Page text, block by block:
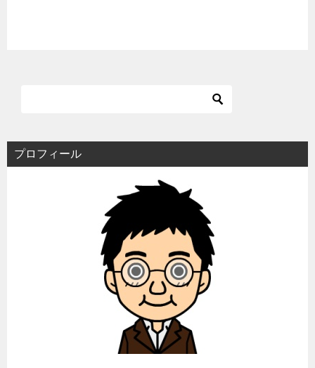
プロフィール